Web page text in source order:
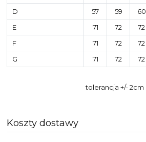
D
57 59 60
E
71 72 72
F
71 72 72
G
71 72 72
tolerancja +/- 2cm
Koszty dostawy